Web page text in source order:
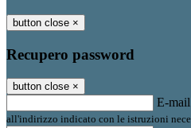
button close ×
Recupero password
button close ×
E-mail
all'indirizzo indicato con le istruzioni